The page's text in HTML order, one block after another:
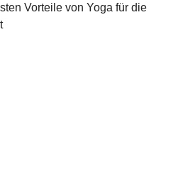
Vorteile von Yoga für die